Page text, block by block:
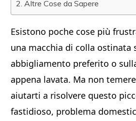
Altre Cose da Sapere
Esistono poche cose più
una macchia di colla ostinata
abbigliamento preferito o
appena lavata. Ma non
aiutarti a risolvere questo
fastidioso, problema